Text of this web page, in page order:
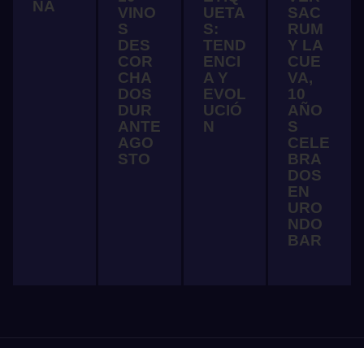
NA
VINO
S
DES
COR
CHA
DOS
DUR
ANTE
AGO
STO
UETA
S:
TEND
ENCI
A Y
EVOL
UCIÓ
N
SAC
RUM
Y LA
CUE
VA,
10
AÑO
S
CELE
BRA
DOS
EN
URO
NDO
BAR